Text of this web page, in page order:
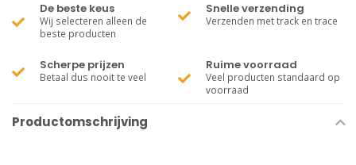
De beste keus
Wij selecteren alleen de
beste producten
Snelle verzending
Verzenden met track en trace
Scherpe prijzen
Betaal dus nooit te veel
Ruime voorraad
Veel producten standaard op
voorraad
Productomschrijving